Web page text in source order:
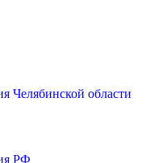
Челябинской области
РФ